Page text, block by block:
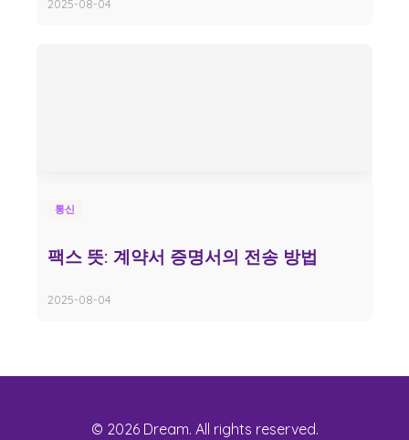
2025-08-04
통신
팩스 뜻: 계약서 증명서의 전송 방법
2025-08-04
© 2026 Dream. All rights reserved.